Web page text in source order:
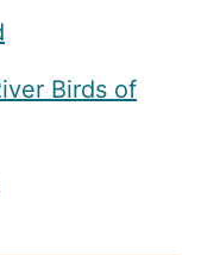
Birds of